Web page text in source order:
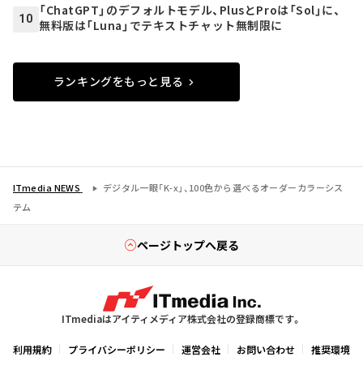
10
「ChatGPT」のデフォルトモデル、PlusとProは「Sol」に、
無料版は「Luna」でテキストチャット無制限に
ランキングをもっと見る
ITmedia NEWS
デジタル一眼「K-x」、100色から選べるオーダーカラーシス
テム
ページトップへ戻る
ITmediaはアイティメディア株式会社の登録商標です。
利用規約 プライバシーポリシー 運営会社 お問い合わせ 推奨環境